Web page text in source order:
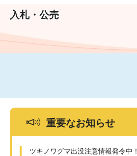
文
入札・公売
重要なお知らせ
ツキノワグマ出没注意情報発令中！